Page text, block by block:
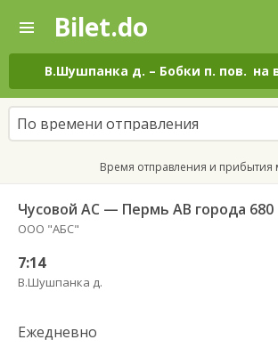
—
Поиск
и
покупка
билетов
на
автобус
онлайн
Bilet.do
В.Шушпанка д. – Бобки п. пов. на
По времени отправления
Время отправления и прибытия
Чусовой АС — Пермь АВ города 680
ООО "АБС"
7:14
В.Шушпанка д.
Ежедневно